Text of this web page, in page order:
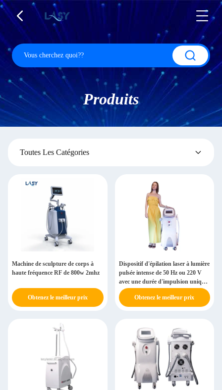
Produits
Toutes Les Catégories
Machine de sculpture de corps à
haute fréquence RF de 800w 2mhz
Obtenez le meilleur prix
Dispositif d'épilation laser à lumière
pulsée intense de 50 Hz ou 220 V
avec une durée d'impulsion unique
de 8 ms
Obtenez le meilleur prix